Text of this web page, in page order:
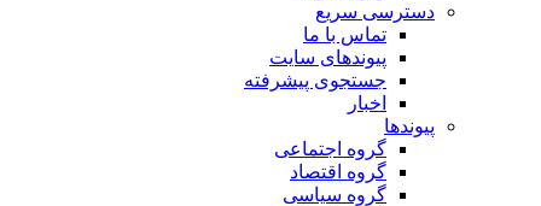
دسترسی سریع
تماس با ما
پیوندهای سایت
جستجوی پیشرفته
اخبار
پیوندها
گروه اجتماعی
گروه اقتصاد
گروه سیاسی